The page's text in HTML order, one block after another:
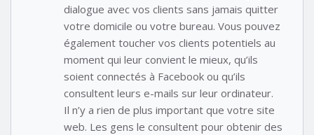
dialogue avec vos clients sans jamais quitter
votre domicile ou votre bureau. Vous pouvez
également toucher vos clients potentiels au
moment qui leur convient le mieux, qu’ils
soient connectés à Facebook ou qu’ils
consultent leurs e-mails sur leur ordinateur.
Il n’y a rien de plus important que votre site
web. Les gens le consultent pour obtenir des